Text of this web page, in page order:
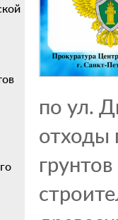
по ул.
отходы